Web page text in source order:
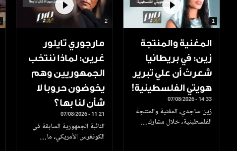
1
المغنية والمنتجة
زين: في بريطانيا
شعرتُ أن علي تبرير
هويتي الفلسطينية!
07/08/2026 - 14:33
زين ساجدي، المغنية والمنتجة
الفلسطينية، خلال مشارك…
2
مارجوري تايلور
غرين: لماذا ننتخب
الجمهوريين وهم
يخوضون حروبا لا
شأن لنا بها؟
07/08/2026 - 11:21
النائبة الجمهورية السابقة في
الكونغرس الأمريكي، ما…